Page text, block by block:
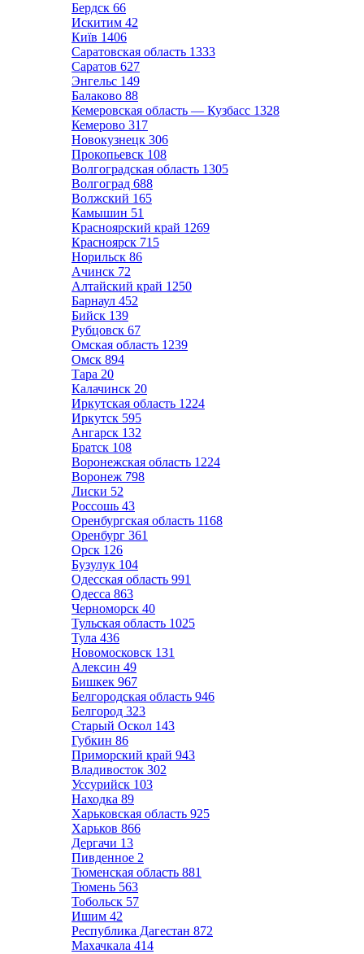
Бердск 66
Искитим 42
Київ 1406
Саратовская область 1333
Саратов 627
Энгельс 149
Балаково 88
Кемеровская область — Кузбасс 1328
Кемерово 317
Новокузнецк 306
Прокопьевск 108
Волгоградская область 1305
Волгоград 688
Волжский 165
Камышин 51
Красноярский край 1269
Красноярск 715
Норильск 86
Ачинск 72
Алтайский край 1250
Барнаул 452
Бийск 139
Рубцовск 67
Омская область 1239
Омск 894
Тара 20
Калачинск 20
Иркутская область 1224
Иркутск 595
Ангарск 132
Братск 108
Воронежская область 1224
Воронеж 798
Лиски 52
Россошь 43
Оренбургская область 1168
Оренбург 361
Орск 126
Бузулук 104
Одесская область 991
Одесса 863
Черноморск 40
Тульская область 1025
Тула 436
Новомосковск 131
Алексин 49
Бишкек 967
Белгородская область 946
Белгород 323
Старый Оскол 143
Губкин 86
Приморский край 943
Владивосток 302
Уссурийск 103
Находка 89
Харьковская область 925
Харьков 866
Дергачи 13
Пивденное 2
Тюменская область 881
Тюмень 563
Тобольск 57
Ишим 42
Республика Дагестан 872
Махачкала 414